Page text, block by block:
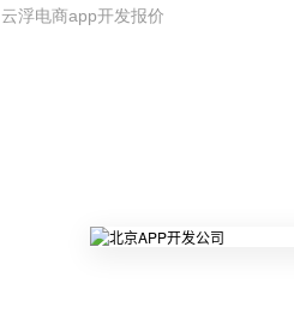
云浮电商app开发报价